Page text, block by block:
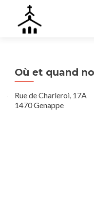
Où et quand
Rue de Charleroi, 17A
1470 Genappe